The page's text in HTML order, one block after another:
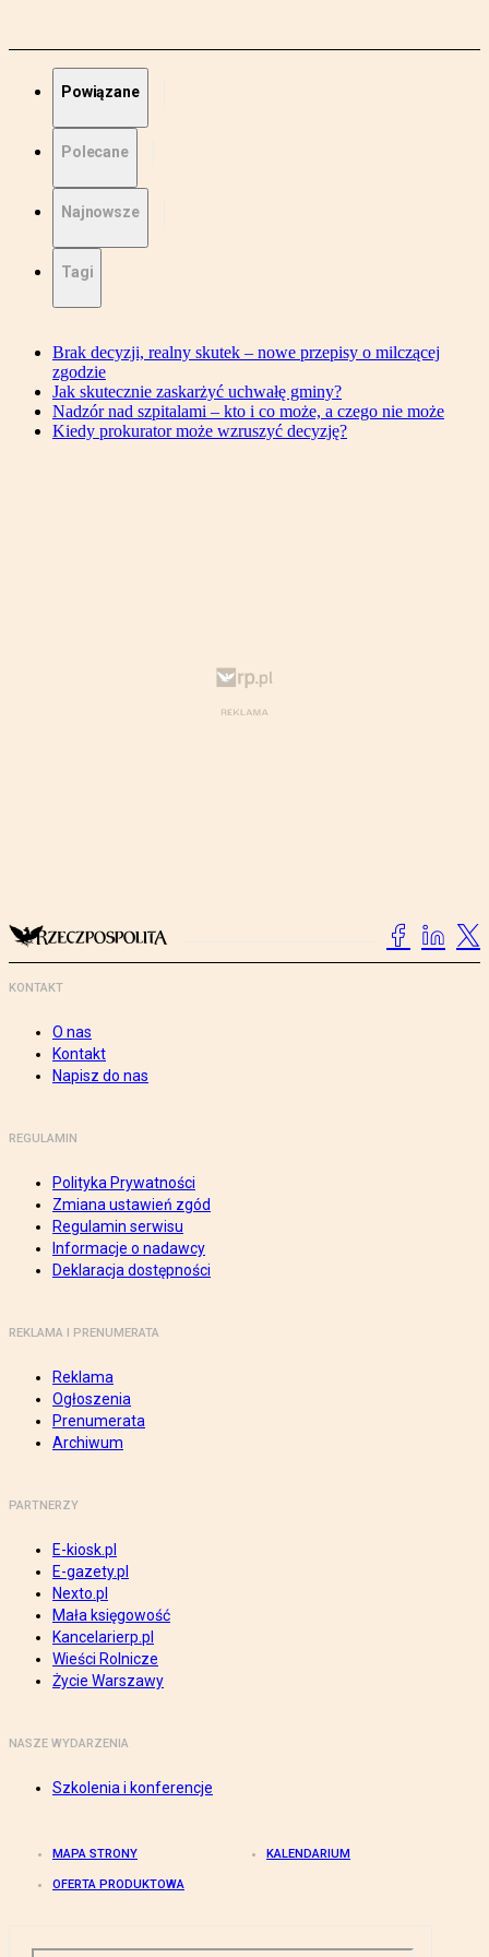
Powiązane
Polecane
Najnowsze
Tagi
Brak decyzji, realny skutek – nowe przepisy o milczącej
zgodzie
Jak skutecznie zaskarżyć uchwałę gminy?
Nadzór nad szpitalami – kto i co może, a czego nie może
Kiedy prokurator może wzruszyć decyzję?
KONTAKT
O nas
Kontakt
Napisz do nas
REGULAMIN
Polityka Prywatności
Zmiana ustawień zgód
Regulamin serwisu
Informacje o nadawcy
Deklaracja dostępności
REKLAMA I PRENUMERATA
Reklama
Ogłoszenia
Prenumerata
Archiwum
PARTNERZY
E-kiosk.pl
E-gazety.pl
Nexto.pl
Mała księgowość
Kancelarierp.pl
Wieści Rolnicze
Życie Warszawy
NASZE WYDARZENIA
Szkolenia i konferencje
MAPA STRONY KALENDARIUM
OFERTA PRODUKTOWA